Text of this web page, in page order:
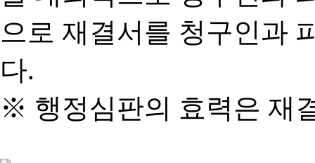
으로 재결서를 청구인과
다.
※ 행정심판의 효력은 재